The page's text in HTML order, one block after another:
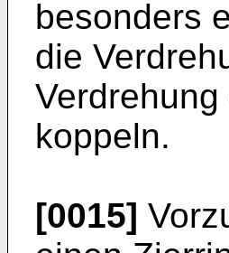
besonders
die
koppeln.
[0015]